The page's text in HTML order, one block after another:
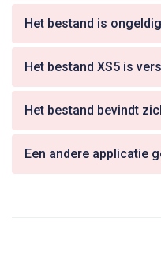
Het bestand is ongeldig
Het bestand XS5 is
Het bestand bevindt
Een andere applicatie